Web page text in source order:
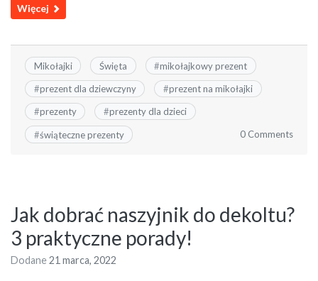
Więcej
Mikołajki Święta #mikołajkowy prezent
#prezent dla dziewczyny #prezent na mikołajki
#prezenty #prezenty dla dzieci
#świąteczne prezenty 0 Comments
Jak dobrać naszyjnik do dekoltu?
3 praktyczne porady!
Dodane21 marca, 2022